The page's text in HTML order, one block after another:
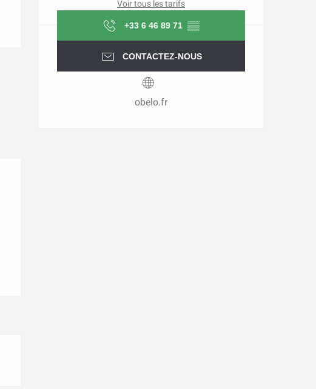
Voir tous les tarifs
+33 6 46 89 71 ▒▒
CONTACTEZ-NOUS
obelo.fr